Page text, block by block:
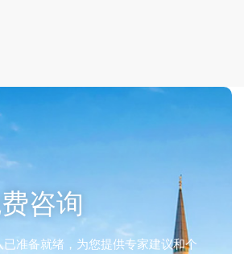
咨询
准备就绪，为您提供专家建议和个